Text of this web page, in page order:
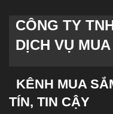
CÔNG TY
DỊCH VỤ
KÊNH MUA
TÍN, TIN CẬY